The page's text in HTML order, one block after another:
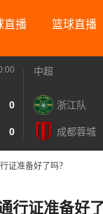
直播 篮球直播
0
0
中超
浙江队
成都蓉城
证准备好了吗？
行证准备好了